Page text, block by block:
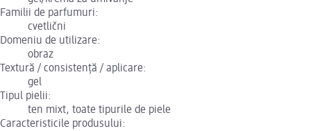
Familii de parfumuri:
cvetlični
Domeniu de utilizare:
obraz
Textură / consistență / aplicare:
gel
Tipul pielii:
ten mixt, toate tipurile de piele
Caracteristicile produsului: